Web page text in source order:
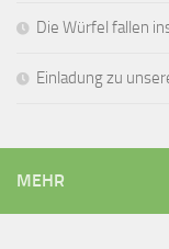
Die Würfel fallen
Einladung zu
MEHR